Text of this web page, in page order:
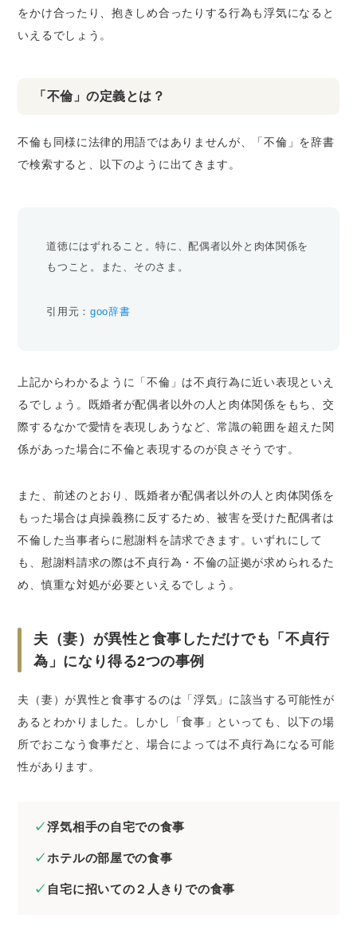
をかけ合ったり、抱きしめ合ったりする行為も浮気になると
いえるでしょう。
「不倫」の定義とは？
不倫も同様に法律的用語ではありませんが、「不倫」を辞書
で検索すると、以下のように出てきます。
道徳にはずれること。特に、配偶者以外と肉体関係を
もつこと。また、そのさま。
引用元：goo辞書
上記からわかるように「不倫」は不貞行為に近い表現といえ
るでしょう。既婚者が配偶者以外の人と肉体関係をもち、交
際するなかで愛情を表現しあうなど、常識の範囲を超えた関
係があった場合に不倫と表現するのが良さそうです。
また、前述のとおり、既婚者が配偶者以外の人と肉体関係を
もった場合は貞操義務に反するため、被害を受けた配偶者は
不倫した当事者らに慰謝料を請求できます。いずれにして
も、慰謝料請求の際は不貞行為・不倫の証拠が求められるた
め、慎重な対処が必要といえるでしょう。
夫（妻）が異性と食事しただけでも「不貞行
為」になり得る2つの事例
夫（妻）が異性と食事するのは「浮気」に該当する可能性が
あるとわかりました。しかし「食事」といっても、以下の場
所でおこなう食事だと、場合によっては不貞行為になる可能
性があります。
浮気相手の自宅での食事
ホテルの部屋での食事
自宅に招いての２人きりでの食事